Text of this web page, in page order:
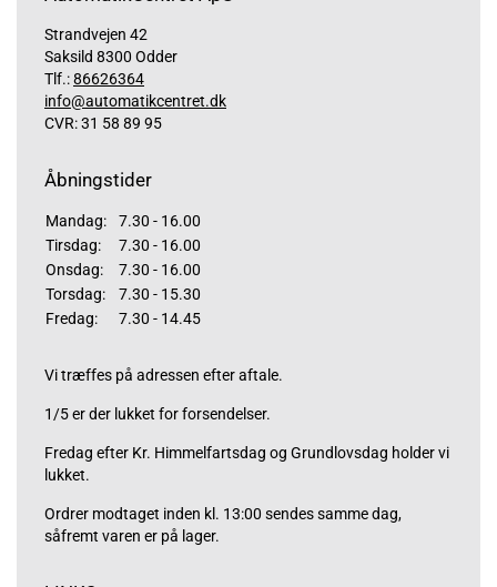
Strandvejen 42
Saksild 8300 Odder
Tlf.:86626364
info@automatikcentret.dk
CVR: 31 58 89 95
Åbningstider
Mandag:
7.30 - 16.00
Tirsdag:
7.30 - 16.00
Onsdag:
7.30 - 16.00
Torsdag:
7.30 - 15.30
Fredag:
7.30 - 14.45
Vi træffes på adressen efter aftale.
1/5 er der lukket for forsendelser.
Fredag efter Kr. Himmelfartsdag og Grundlovsdag holder vi
lukket.
Ordrer modtaget inden kl. 13:00 sendes samme dag,
såfremt varen er på lager.